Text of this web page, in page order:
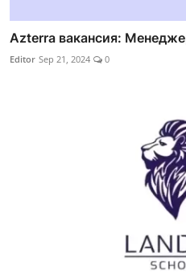
Azterra вакансия:
Editor Sep 21, 2024 0